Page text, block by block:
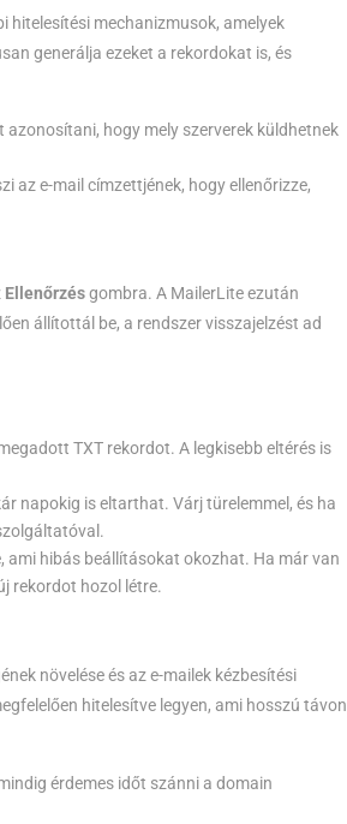
hitelesítési mechanizmusok, amelyek
generálja ezeket a rekordokat is, és
azonosítani, hogy mely szerverek küldhetnek
az e-mail címzettjének, hogy ellenőrizze,
Ellenőrzésgombra. A MailerLite ezután
állítottál be, a rendszer visszajelzést ad
TXT rekordot. A legkisebb eltérés is
napokig is eltarthat. Várj türelemmel, és ha
ami hibás beállításokat okozhat. Ha már van
rekordot hozol létre.
növelése és az e-mailek kézbesítési
hitelesítve legyen, ami hosszú távon
érdemes időt szánni a domain